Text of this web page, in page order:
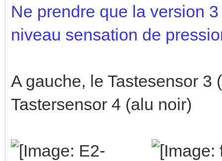
Ne prendre que la version
niveau sensation de
A gauche, le Tastesensor
Tastersensor 4 (alu noir)